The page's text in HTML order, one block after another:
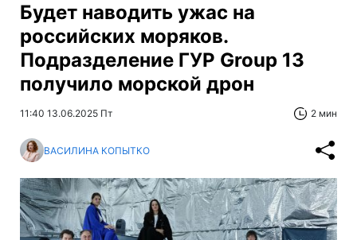
Будет наводить ужас на
российских моряков.
Подразделение ГУР Group 13
получило морской дрон
11:40 13.06.2025 Пт 2 мин
ВАСИЛИНА КОПЫТКО